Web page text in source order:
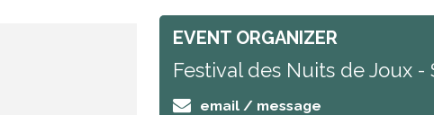
EVENT ORGANIZER
Festival des Nuits de Joux
email / message